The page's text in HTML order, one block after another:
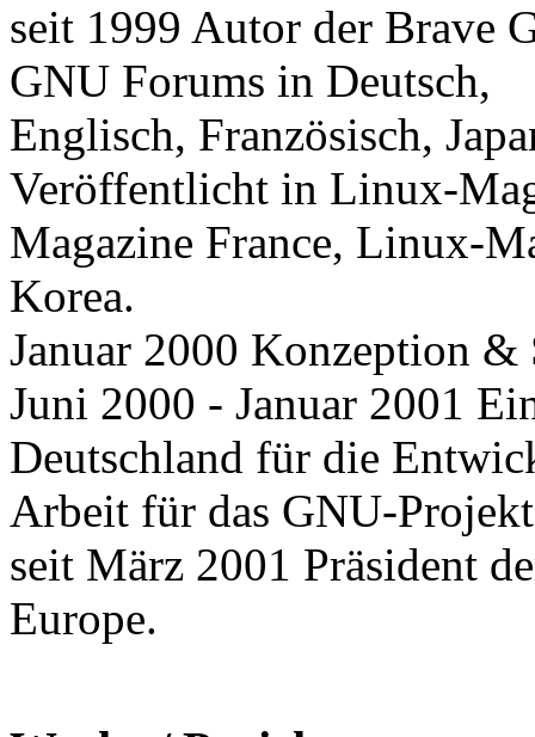
seit 1999 Autor der Brave
GNU Forums in Deutsch,
Englisch, Französisch,
Veröffentlicht in Linux-
Magazine France, Linux-
Korea.
Januar 2000 Konzeption
Juni 2000 - Januar 2001
Deutschland für die
Arbeit für das GNU-
seit März 2001 Präsident
Europe.